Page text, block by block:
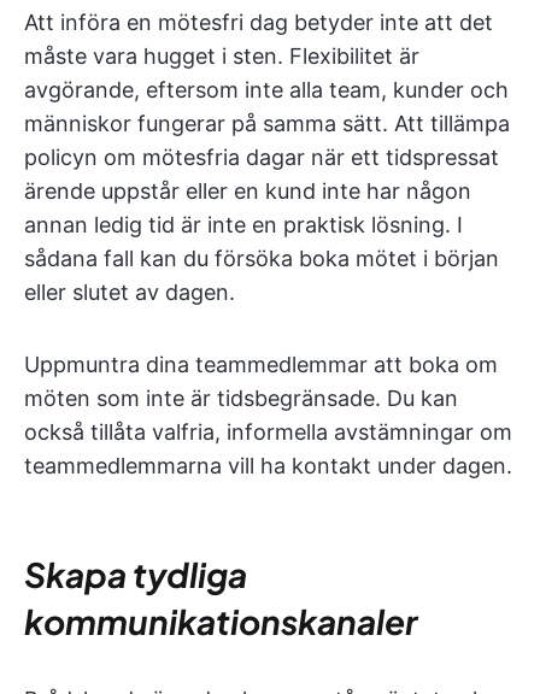
Att införa en mötesfri dag betyder inte att det
måste vara hugget i sten. Flexibilitet är
avgörande, eftersom inte alla team, kunder och
människor fungerar på samma sätt. Att tillämpa
policyn om mötesfria dagar när ett tidspressat
ärende uppstår eller en kund inte har någon
annan ledig tid är inte en praktisk lösning. I
sådana fall kan du försöka boka mötet i början
eller slutet av dagen.
Uppmuntra dina teammedlemmar att boka om
möten som inte är tidsbegränsade. Du kan
också tillåta valfria, informella avstämningar om
teammedlemmarna vill ha kontakt under dagen.
Skapa tydliga
kommunikationskanaler